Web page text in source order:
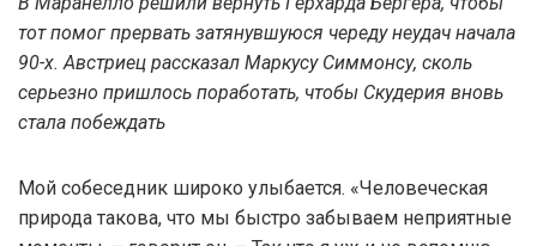
тот помог прервать затянувшуюся череду неудач начала
90-х. Австриец рассказал Маркусу Симмонсу, сколь
серьезно пришлось поработать, чтобы Скудерия вновь
стала побеждать
Мой собеседник широко улыбается. «Человеческая
природа такова, что мы быстро забываем неприятные